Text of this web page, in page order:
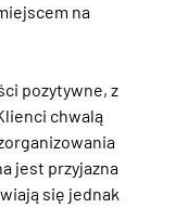
na
pozytywne, z
chwalą
jest przyjazna
się jednak